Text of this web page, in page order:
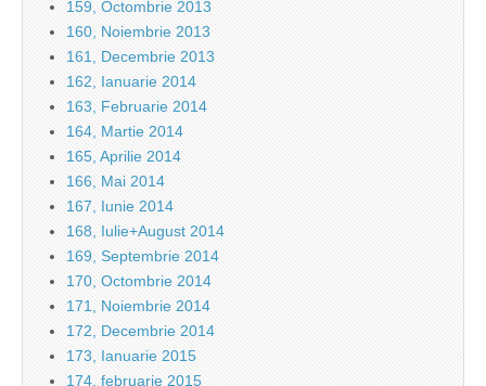
159, Octombrie 2013
160, Noiembrie 2013
161, Decembrie 2013
162, Ianuarie 2014
163, Februarie 2014
164, Martie 2014
165, Aprilie 2014
166, Mai 2014
167, Iunie 2014
168, Iulie+August 2014
169, Septembrie 2014
170, Octombrie 2014
171, Noiembrie 2014
172, Decembrie 2014
173, Ianuarie 2015
174, februarie 2015